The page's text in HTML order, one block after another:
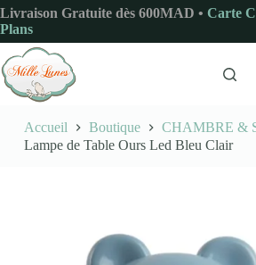
Passer
au
contenu
Livraison Gratuite dès 600MAD • Carte
Plans
Accueil Boutique
CHAMBRE &
Lampe de Table Ours Led Bleu Clair